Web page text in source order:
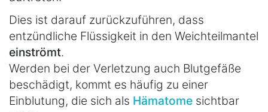
Dies ist darauf zurückzuführen, dass
entzündliche Flüssigkeit in den Weichteilmantel
einströmt.
Werden bei der Verletzung auch Blutgefäße
beschädigt, kommt es häufig zu einer
Einblutung, die sich als Hämatome sichtbar